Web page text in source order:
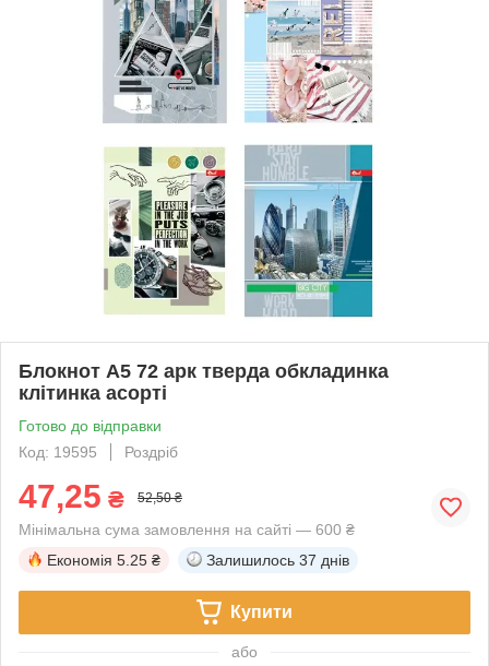
Блокнот А5 72 арк тверда обкладинка
клітинка асорті
Готово до відправки
Код: 19595
Роздріб
47,25 ₴ 52,50 ₴
Мінімальна сума замовлення на сайті — 600 ₴
Економія 5.25 ₴ Залишилось 37 днів
Купити
або